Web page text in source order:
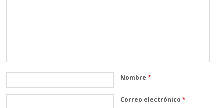
Nombre*
Correo electrónico*